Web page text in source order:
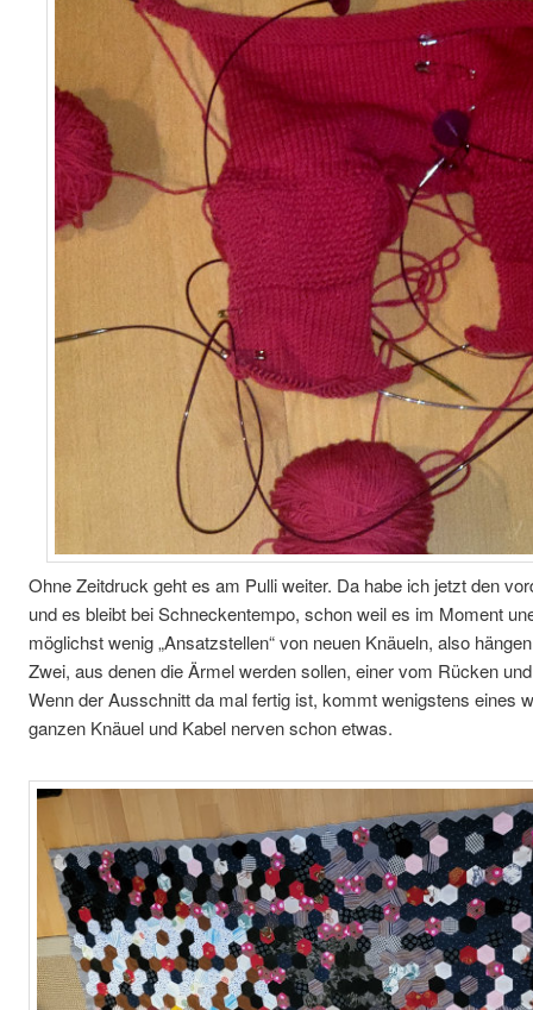
Ohne Zeitdruck geht es am Pulli weiter. Da habe ich jetzt den
und es bleibt bei Schneckentempo, schon weil es im Moment
möglichst wenig „Ansatzstellen“ von neuen Knäueln, also
Zwei, aus denen die Ärmel werden sollen, einer vom Rücken
Wenn der Ausschnitt da mal fertig ist, kommt wenigstens eines
ganzen Knäuel und Kabel nerven schon etwas.